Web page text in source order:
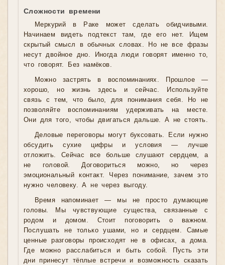
Сложности времени
Меркурий в Раке может сделать обидчивыми.
Начинаем видеть подтекст там, где его нет. Ищем
скрытый смысл в обычных словах. Но не все фразы
несут двойное дно. Иногда люди говорят именно то,
что говорят. Без намёков.
Можно застрять в воспоминаниях. Прошлое —
хорошо, но жизнь здесь и сейчас. Используйте
связь с тем, что было, для понимания себя. Но не
позволяйте воспоминаниям удерживать на месте.
Они для того, чтобы двигаться дальше. А не стоять.
Деловые переговоры могут буксовать. Если нужно
обсудить сухие цифры и условия — лучше
отложить. Сейчас все больше слушают сердцем, а
не головой. Договориться можно, но через
эмоциональный контакт. Через понимание, зачем это
нужно человеку. А не через выгоду.
Время напоминает — мы не просто думающие
головы. Мы чувствующие существа, связанные с
родом и домом. Стоит поговорить о важном.
Послушать не только ушами, но и сердцем. Самые
ценные разговоры происходят не в офисах, а дома.
Где можно расслабиться и быть собой. Пусть эти
дни принесут тёплые встречи и возможность сказать